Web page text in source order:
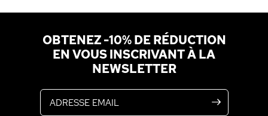
OBTENEZ -10% DE RÉDUCTION
EN VOUS INSCRIVANT À LA
NEWSLETTER